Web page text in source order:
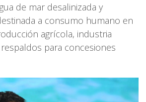
de mar desalinizada y
a consumo humano en
agrícola, industria
para concesiones